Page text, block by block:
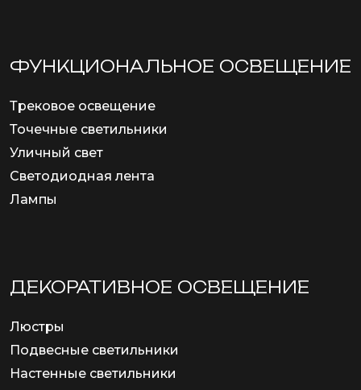
ФУНКЦИОНА­ЛЬНОЕ ОСВЕЩЕНИЕ
Трековое освещение
Точечные светильники
Уличный свет
Светодиодная лента
Лампы
ДЕКОРАТИВНОЕ ОСВЕЩЕНИЕ
Люстры
Подвесные светильники
Настенные светильники